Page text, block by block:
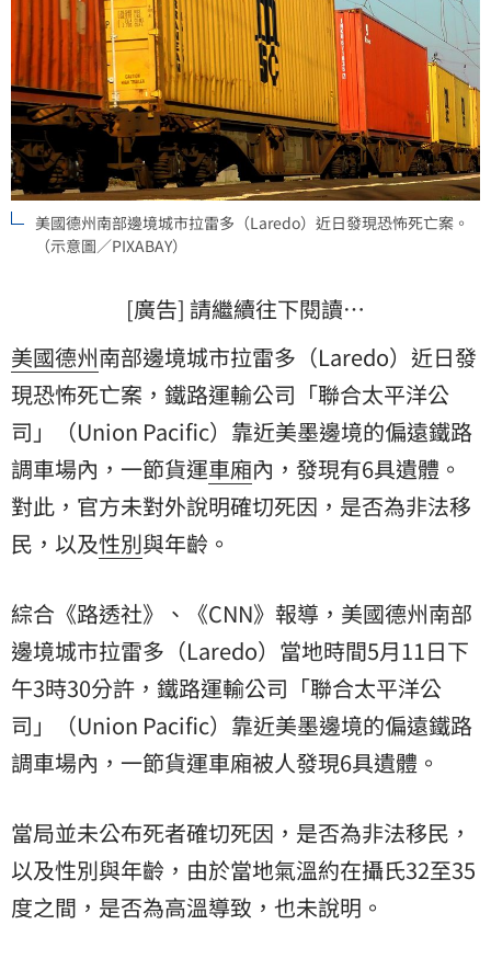
美國德州南部邊境城市拉雷多（Laredo）近日發現恐怖死亡案。
（示意圖／PIXABAY）
[廣告] 請繼續往下閱讀…
美國德州南部邊境城市拉雷多（Laredo）近日發
現恐怖死亡案，鐵路運輸公司「聯合太平洋公
司」（Union Pacific）靠近美墨邊境的偏遠鐵路
調車場內，一節貨運車廂內，發現有6具遺體。
對此，官方未對外說明確切死因，是否為非法移
民 ，以及性別與年齡。
綜合《路透社》、《CNN》報導，美國德州南部
邊境城市拉雷多（Laredo）當地時間5月11日下
午3時30分許，鐵路運輸公司「聯合太平洋公
司」（Union Pacific）靠近美墨邊境的偏遠鐵路
調車場內，一節貨運車廂被人發現6具遺體。
當局並未公布死者確切死因，是否為非法移民，
以及性別與年齡，由於當地氣溫約在攝氏32至35
度之間，是否為高溫導致，也未說明。